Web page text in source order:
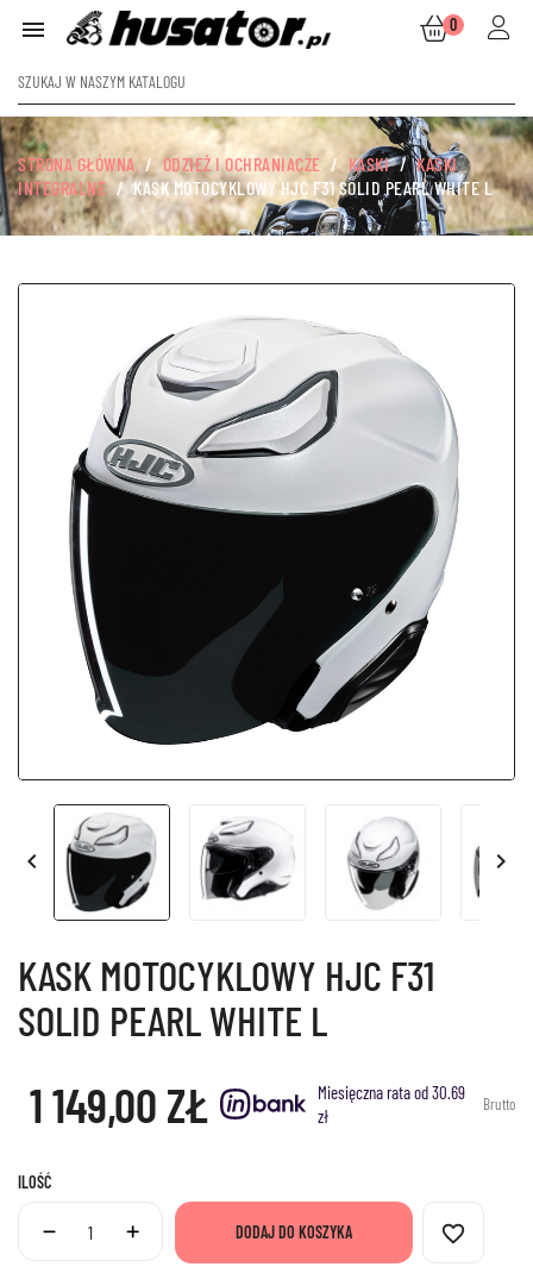
 0
STRONA GŁÓWNA ODZIEŻ I OCHRANIACZE KASKI
KASKI
INTEGRALNE
KASK MOTOCYKLOWY HJC F31 SOLID PEARL WHITE L
 
KASK MOTOCYKLOWY HJC F31
SOLID PEARL WHITE L
1 149,00 ZŁ
Miesięczna rata od 30.69
zł
Brutto
ILOŚĆ
DODAJ DO KOSZYKA favorite_border